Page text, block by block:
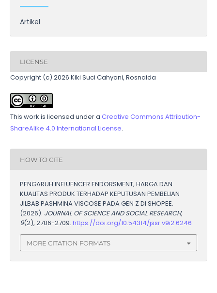
Artikel
LICENSE
Copyright (c) 2026 Kiki Suci Cahyani, Rosnaida
This work is licensed under a Creative Commons Attribution-
ShareAlike 4.0 International License.
HOW TO CITE
PENGARUH INFLUENCER ENDORSMENT, HARGA DAN
KUALITAS PRODUK TERHADAP KEPUTUSAN PEMBELIAN
JILBAB PASHMINA VISCOSE PADA GEN Z DI SHOPEE.
(2026). JOURNAL OF SCIENCE AND SOCIAL RESEARCH,
9(2), 2706-2709. https://doi.org/10.54314/jssr.v9i2.6246
MORE CITATION FORMATS